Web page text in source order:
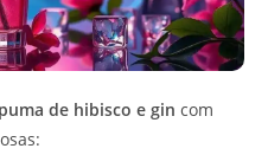
de hibisco e gin com